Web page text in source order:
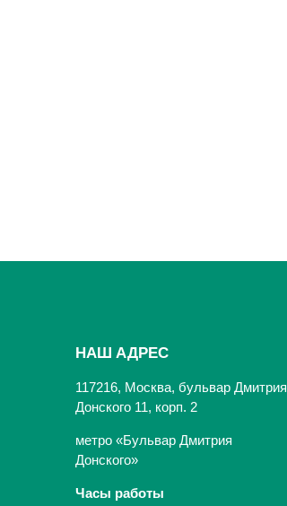
НАШ АДРЕС
117216, Москва, бульвар Дмитрия
Донского 11, корп. 2
метро «Бульвар Дмитрия
Донского»
Часы работы